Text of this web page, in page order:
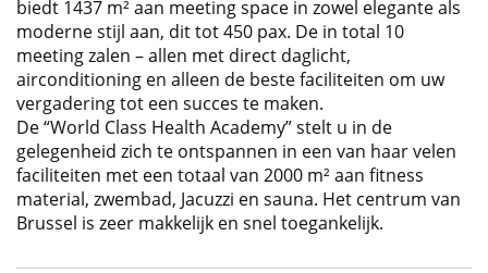
biedt 1437 m² aan meeting space in zowel elegante als
moderne stijl aan, dit tot 450 pax. De in total 10
meeting zalen – allen met direct daglicht,
airconditioning en alleen de beste faciliteiten om uw
vergadering tot een succes te maken.
De “World Class Health Academy” stelt u in de
gelegenheid zich te ontspannen in een van haar velen
faciliteiten met een totaal van 2000 m² aan fitness
material, zwembad, Jacuzzi en sauna. Het centrum van
Brussel is zeer makkelijk en snel toegankelijk.